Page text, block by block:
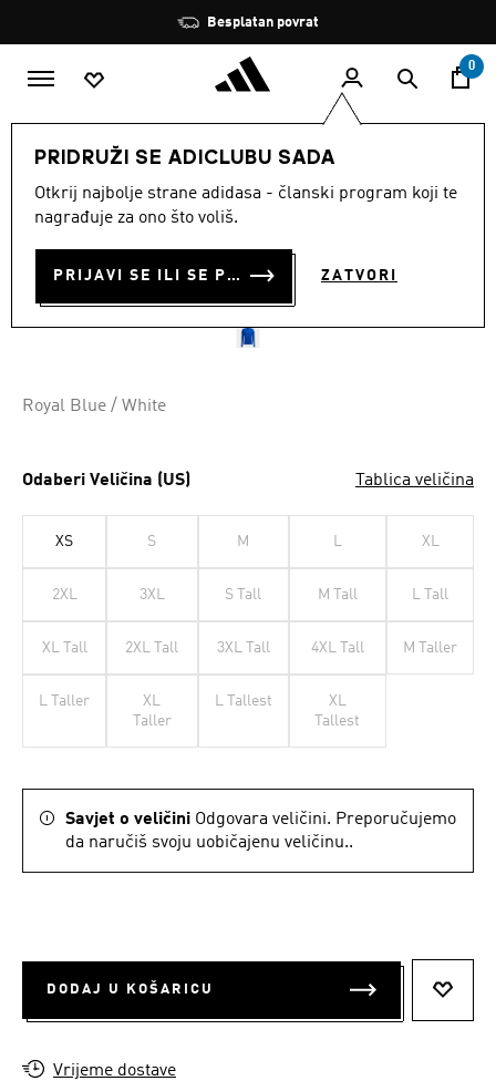
Zaustavi
rotaciju
Besplatan povrat
0
PRIDRUŽI SE ADICLUBU SADA
Otkrij najbolje strane adidasa - članski program koji te
nagrađuje za ono što voliš.
PRIJAVI SE ILI SE PRIDRUŽI SADA ZATVORI
SQ21 TR JKT
€ 24.00
20.00 Posljednja najniža cijena
Originalna cijena
Cijena umanjena od
€ 40.00za
Royal Blue / White
Odaberi Veličina (US) Tablica veličina
XS S M L XL
2XL 3XL S Tall M Tall L Tall
XL Tall 2XL Tall 3XL Tall 4XL Tall M Taller
L Taller
XL
Taller
L Tallest
XL
Tallest
Savjet o veličini Odgovara veličini. Preporučujemo
da naručiš svoju uobičajenu veličinu..
DODAJ U KOŠARICU
Vrijeme dostave